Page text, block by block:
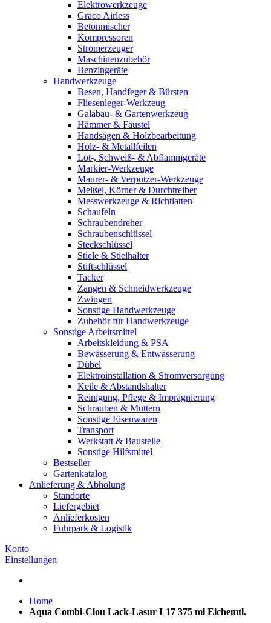
Elektrowerkzeuge
Graco Airless
Betonmischer
Kompressoren
Stromerzeuger
Maschinenzubehör
Benzingeräte
Handwerkzeuge
Besen, Handfeger & Bürsten
Fliesenleger-Werkzeug
Galabau- & Gartenwerkzeug
Hämmer & Fäustel
Handsägen & Holzbearbeitung
Holz- & Metallfeilen
Löt-, Schweiß- & Abflammgeräte
Markier-Werkzeuge
Maurer- & Verputzer-Werkzeuge
Meißel, Körner & Durchtreiber
Messwerkzeuge & Richtlatten
Schaufeln
Schraubendreher
Schraubenschlüssel
Steckschlüssel
Stiele & Stielhalter
Stiftschlüssel
Tacker
Zangen & Schneidwerkzeuge
Zwingen
Sonstige Handwerkzeuge
Zubehör für Handwerkzeuge
Sonstige Arbeitsmittel
Arbeitskleidung & PSA
Bewässerung & Entwässerung
Dübel
Elektroinstallation & Stromversorgung
Keile & Abstandshalter
Reinigung, Pflege & Imprägnierung
Schrauben & Muttern
Sonstige Eisenwaren
Transport
Werkstatt & Baustelle
Sonstige Hilfsmittel
Bestseller
Gartenkatalog
Anlieferung & Abholung
Standorte
Liefergebiet
Anlieferkosten
Fuhrpark & Logistik
Konto
Einstellungen
Home
Aqua Combi-Clou Lack-Lasur L17 375 ml Eichemtl.